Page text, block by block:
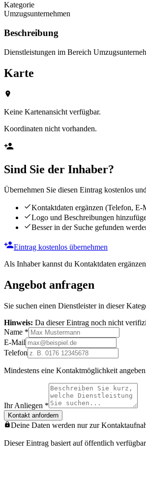
Kategorie
Umzugsunternehmen
Beschreibung
Dienstleistungen im Bereich
Karte
Keine Kartenansicht verfügbar.
Koordinaten nicht vorhanden.
Sind Sie der Inhaber?
Übernehmen Sie diesen Eintrag kostenlos
Kontaktdaten ergänzen (Telefon, E-
Logo und Beschreibungen
Besser in der Suche gefunden
Eintrag kostenlos übernehmen
Als Inhaber kannst du Kontaktdaten
Angebot anfragen
Sie suchen einen Dienstleister in dieser
Hinweis: Da dieser Eintrag noch nicht
Name *
E-Mail
Telefon
Mindestens eine Kontaktmöglichkeit
Ihr Anliegen *
Kontakt anfordern
Deine Daten werden nur zur
Dieser Eintrag basiert auf öffentlich